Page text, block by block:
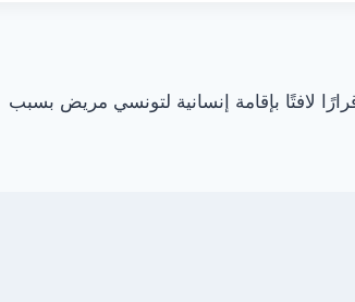
لافتًا بإقامة إنسانية لتونسي مريض بسبب